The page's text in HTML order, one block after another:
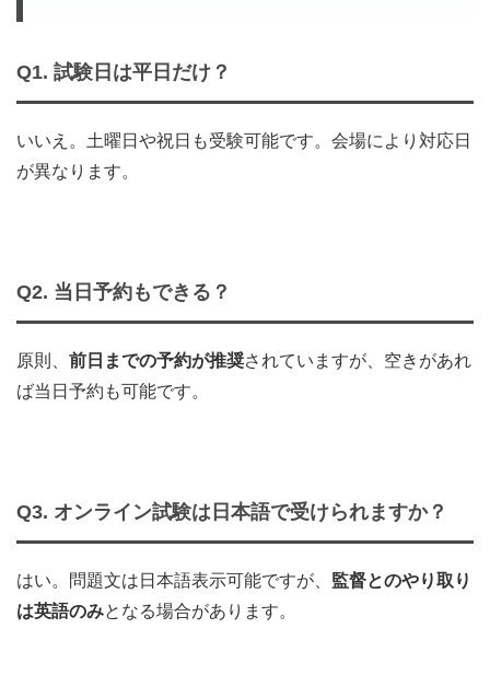
Q1. 試験日は平日だけ？
いいえ。土曜日や祝日も受験可能です。会場により対応日
が異なります。
Q2. 当日予約もできる？
原則、 前日までの予約が推奨されていますが、空きがあれ
ば当日予約も可能です。
Q3. オンライン試験は日本語で受けられますか？
はい。問題文は日本語表示可能ですが、 監督とのやり取り
は英語のみとなる場合があります。